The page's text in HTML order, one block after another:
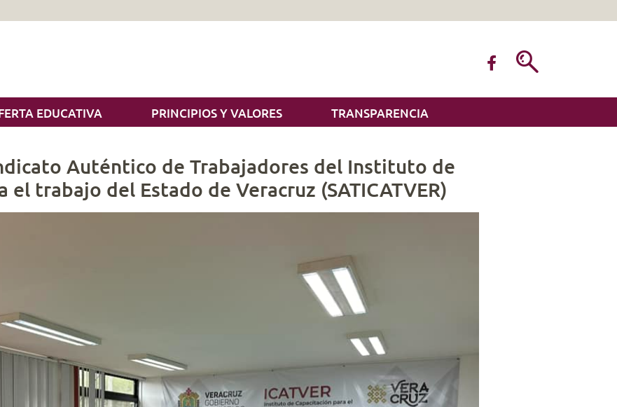
EDUCATIVA PRINCIPIOS Y VALORES TRANSPARENCIA
Auténtico de Trabajadores del Instituto de
el trabajo del Estado de Veracruz (SATICATVER)